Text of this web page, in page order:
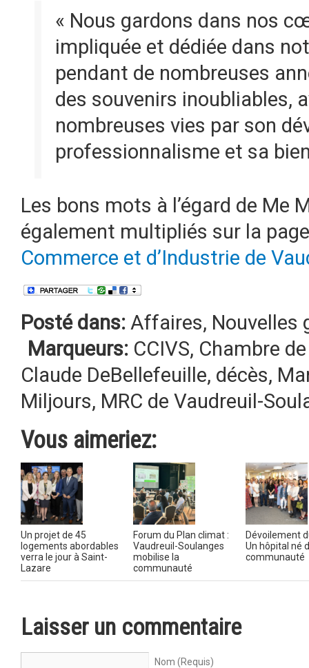
« Nous gardons dans nos
impliquée et dédiée dans
pendant de nombreuses
des souvenirs inoubliables,
nombreuses vies par son
professionnalisme et sa
Les bons mots à l’égard de Me
également multipliés sur la
Commerce et d’Industrie de
Posté dans: Affaires, Nouvelles
Marqueurs: CCIVS, Chambre
Claude DeBellefeuille, décès,
Miljours, MRC de Vaudreuil-
Vous aimeriez:
Un projet de 45
logements abordables
verra le jour à Saint-
Lazare
Forum du Plan climat :
Vaudreuil-Soulanges
mobilise la
communauté
Dévoilement
Un hôpital né
communauté
Laisser un commentaire
Nom (Requis)